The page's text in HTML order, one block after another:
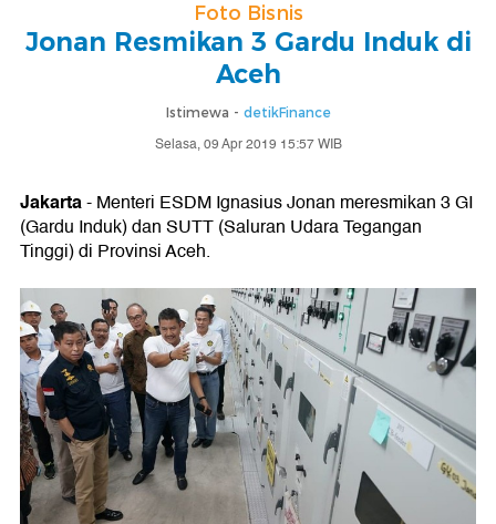
Foto Bisnis
Jonan Resmikan 3 Gardu Induk di
Aceh
Istimewa - detikFinance
Selasa, 09 Apr 2019 15:57 WIB
Jakarta- Menteri ESDM Ignasius Jonan meresmikan 3 GI
(Gardu Induk) dan SUTT (Saluran Udara Tegangan
Tinggi) di Provinsi Aceh.